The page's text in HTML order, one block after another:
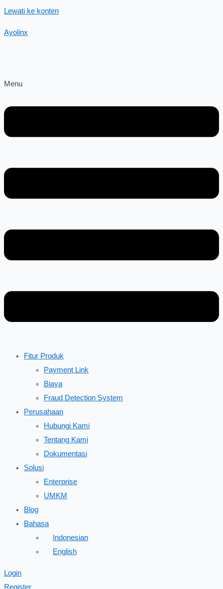
Lewati ke konten
Ayolinx
Menu
Fitur Produk
Payment Link
Biaya
Fraud Detection System
Perusahaan
Hubungi Kami
Tentang Kami
Dokumentasi
Solusi
Enterprise
UMKM
Blog
Bahasa
Indonesian
English
Login
Register